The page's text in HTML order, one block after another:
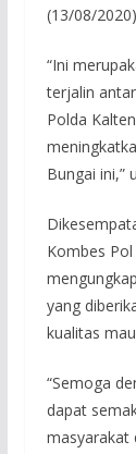
(13/08/
“Ini
terjalin
Polda
Bungai ini,”
Kombes Pol
yang
kualitas
“Semoga
dapat
masyarakat